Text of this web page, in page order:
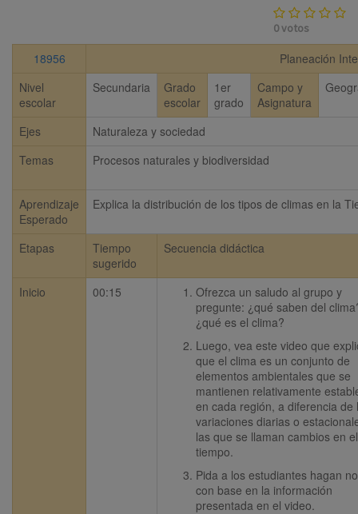
0votos
18956
Planeación
Nivel
escolar
Secundaria
Grado
escolar
1er
grado
Campo y
Asignatura
Ejes
Naturaleza y sociedad
Temas
Procesos naturales y biodiversidad
Aprendizaje
Esperado
Explica la distribución de los tipos de climas en la
Etapas
Tiempo
sugerido
Secuencia didáctica
Inicio 00:15
Ofrezca un saludo al grupo y
pregunte: ¿qué saben del
¿qué es el clima?
Luego, vea este video que
que el clima es un conjunto de
elementos ambientales que se
mantienen relativamente
en cada región, a diferencia de
variaciones diarias o
las que se llaman cambios en el
tiempo.
Pida a los estudiantes hagan
con base en la información
presentada en el video.